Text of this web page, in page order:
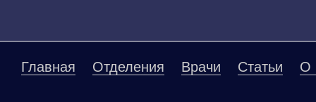
Главная Отделения Врачи Статьи О